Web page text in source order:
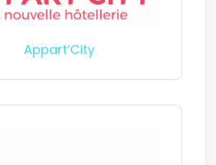
Appart’City